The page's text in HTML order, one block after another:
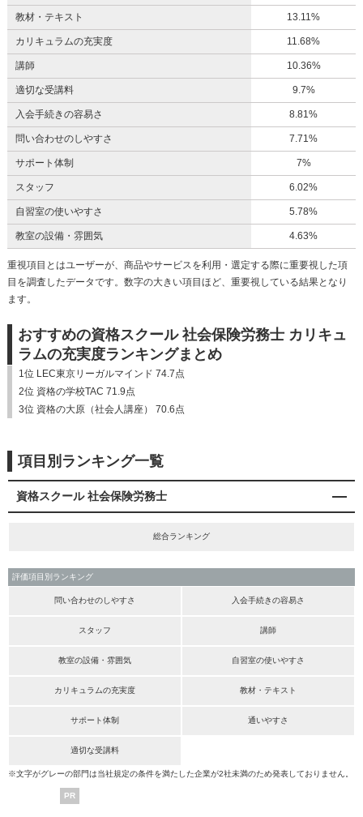
教材・テキスト 13.11%
カリキュラムの充実度 11.68%
講師 10.36%
適切な受講料 9.7%
入会手続きの容易さ 8.81%
問い合わせのしやすさ 7.71%
サポート体制 7%
スタッフ 6.02%
自習室の使いやすさ 5.78%
教室の設備・雰囲気 4.63%
重視項目とはユーザーが、商品やサービスを利用・選定する際に重要視した項
目を調査したデータです。数字の大きい項目ほど、重要視している結果となり
ます。
おすすめの資格スクール 社会保険労務士 カリキュ
ラムの充実度ランキングまとめ
1位 LEC東京リーガルマインド 74.7点
2位 資格の学校TAC 71.9点
3位 資格の大原（社会人講座） 70.6点
項目別ランキング一覧
資格スクール 社会保険労務士
総合ランキング
評価項目別ランキング
問い合わせのしやすさ 入会手続きの容易さ
スタッフ 講師
教室の設備・雰囲気 自習室の使いやすさ
カリキュラムの充実度 教材・テキスト
サポート体制 通いやすさ
適切な受講料
※文字がグレーの部門は当社規定の条件を満たした企業が2社未満のため発表しておりません。
PR